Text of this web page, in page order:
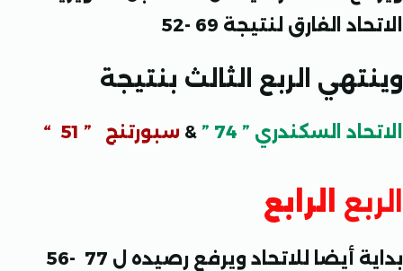
الفارق لنتيجة 69 -52
الربع الثالث بنتيجة
السكندري ” 74 ” &سبورتنج ” 51 “
الرابع
بداية أيضا للاتحاد ويرفع رصيده ل 77 -56